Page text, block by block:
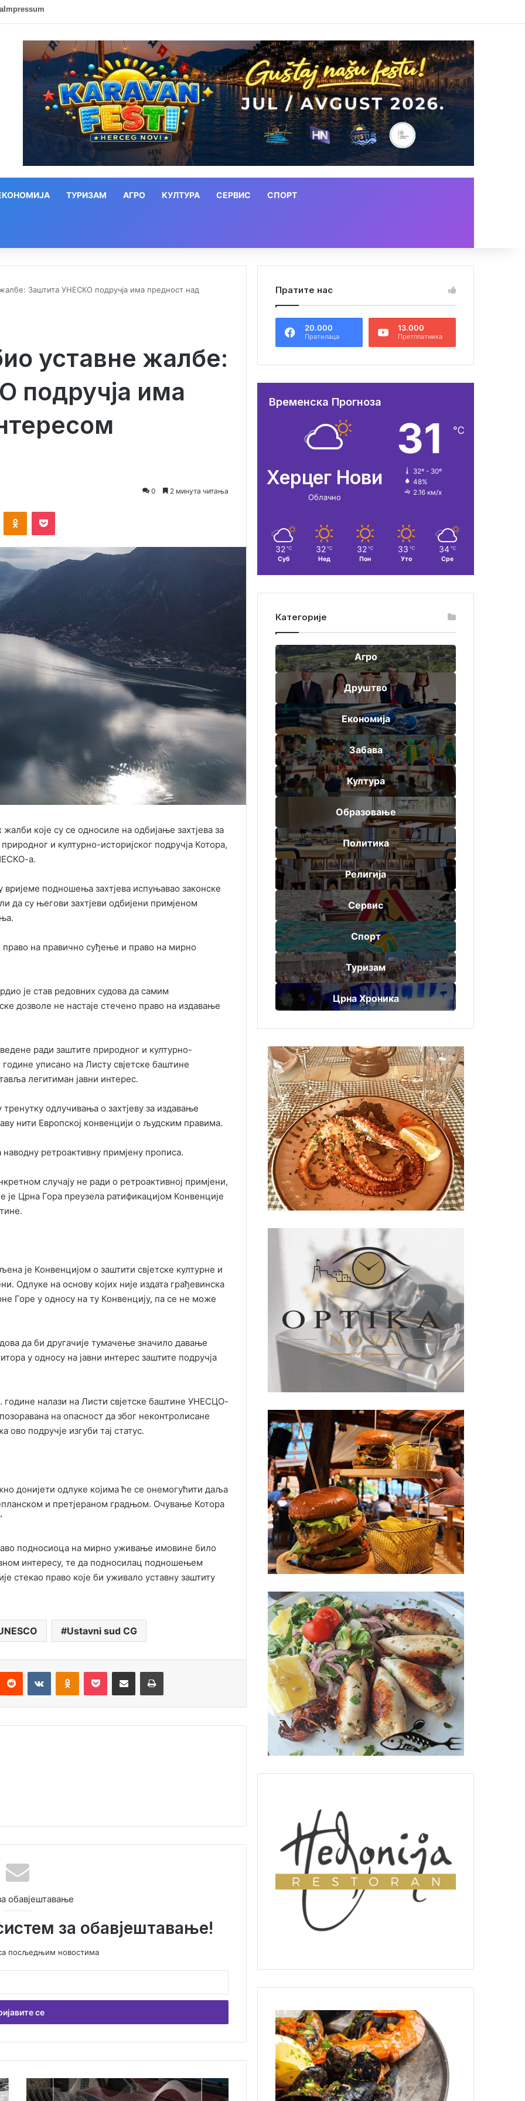
Impressum
ТУРИЗАМ АГРО КУЛТУРА СЕРВИС СПОРТ
Заштита УНЕСКО подручја има предност над
уставне жалбе:
подручја има
0 2 минута читања
које су се односиле на одбијање захтјева за
и културно-историјског подручја Котора,
а.
подношења захтјева испуњавао законске
да су његови захтјеви одбијени примјеном
право на правично суђење и право на мирно
је став редовних судова да самим
дозволе не настаје стечено право на издавање
ради заштите природног и културно-
године уписано на Листу свјетске баштине
легитиман јавни интерес.
одлучивања о захтјеву за издавање
нити Европској конвенцији о људским правима.
ретроактивну примјену прописа.
случају не ради о ретроактивној примјени,
Црна Гора преузела ратификацијом Конвенције
је Конвенцијом о заштити свјетске културне и
Одлуке на основу којих није издата грађевинска
Горе у односу на ту Конвенцију, па се не може
да би другачије тумачење значило давање
у односу на јавни интерес заштите подручја
године налази на Листи свјетске баштине УНЕСЦО-
на опасност да због неконтролисане
ово подручје изгуби тај статус.
донијети одлуке којима ће се онемогућити даља
и претјераном градњом. Очување Котора
подносиоца на мирно уживање имовине било
интересу, те да подносилац подношењем
стекао право које би уживало уставну заштиту
Ustavni sud CG
обавјештавање
за обавјештавање!
посљедњим новостима
К
о
Пратите нас
20.000
Пратилаца
13.000
Претплатника
Временска Прогноза
Херцег Нови
Облачно
31 ℃
32º - 30º
48%
2.16 км/х
32 ℃
Суб
32 ℃
Нед
32 ℃
Пон
33 ℃
Уто
34 ℃
Сре
Категорије
Агро
Друштво
Економија
Забава
Култура
Образовање
Политика
Религија
Сервис
Спорт
Туризам
Црна Хроника